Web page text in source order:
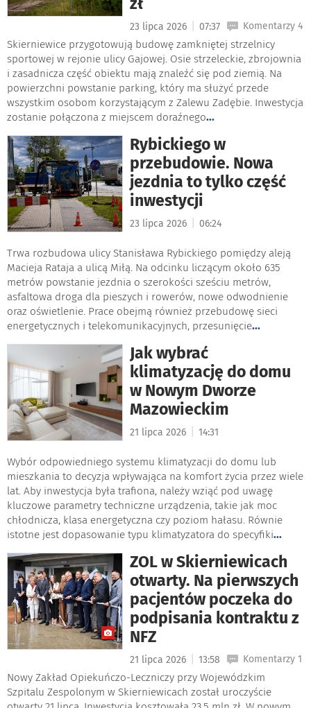
23 lipca 2026 07:37 Komentarzy 4
Skierniewice przygotowują budowę zamkniętej strzelnicy
sportowej w rejonie ulicy Gajowej. Osie strzeleckie, zbrojownia
i zasadnicza część obiektu mają znaleźć się pod ziemią. Na
powierzchni powstanie parking, który ma służyć przede
wszystkim osobom korzystającym z Zalewu Zadębie. Inwestycja
zostanie połączona z miejscem doraźnego...
Rybickiego w
przebudowie. Nowa
jezdnia to tylko część
inwestycji
23 lipca 2026 06:24
Trwa rozbudowa ulicy Stanisława Rybickiego pomiędzy aleją
Macieja Rataja a ulicą Miłą. Na odcinku liczącym około 635
metrów powstanie jezdnia o szerokości sześciu metrów,
asfaltowa droga dla pieszych i rowerów, nowe odwodnienie
oraz oświetlenie. Prace obejmą również przebudowę sieci
energetycznych i telekomunikacyjnych, przesunięcie...
Jak wybrać
klimatyzację do domu
w Nowym Dworze
Mazowieckim
21 lipca 2026 14:31
Wybór odpowiedniego systemu klimatyzacji do domu lub
mieszkania to decyzja wpływająca na komfort życia przez wiele
lat. Aby inwestycja była trafiona, należy wziąć pod uwagę
kluczowe parametry techniczne urządzenia, takie jak moc
chłodnicza, klasa energetyczna czy poziom hałasu. Równie
istotne jest dopasowanie typu klimatyzatora do specyfiki...
ZOL w Skierniewicach
otwarty. Na pierwszych
pacjentów poczeka do
podpisania kontraktu z
NFZ
21 lipca 2026 13:58 Komentarzy 1
Nowy Zakład Opiekuńczo-Leczniczy przy Wojewódzkim
Szpitalu Zespolonym w Skierniewicach został uroczyście